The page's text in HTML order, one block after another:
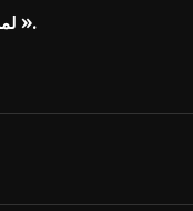
لمريض والعرق يقطر ».